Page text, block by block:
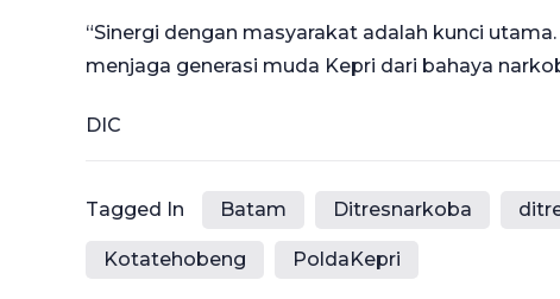
“Sinergi dengan masyarakat adalah kunci
menjaga generasi muda Kepri dari bahaya
DIC
Tagged In Batam Ditresnarkoba
Kotatehobeng PoldaKepri